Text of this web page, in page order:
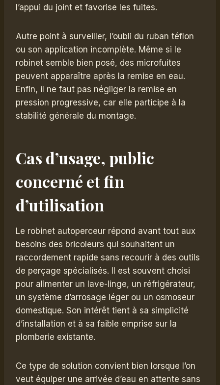
l’appui du joint et favorise les fuites.
Autre point à surveiller, l’oubli du ruban téflon
ou son application incomplète. Même si le
robinet semble bien posé, des microfuites
peuvent apparaître après la remise en eau.
Enfin, il ne faut pas négliger la remise en
pression progressive, car elle participe à la
stabilité générale du montage.
Cas d’usage, public
concerné et fin
d’utilisation
Le robinet autoperceur répond avant tout aux
besoins des bricoleurs qui souhaitent un
raccordement rapide sans recourir à des outils
de perçage spécialisés. Il est souvent choisi
pour alimenter un lave-linge, un réfrigérateur,
un système d’arrosage léger ou un osmoseur
domestique. Son intérêt tient à sa simplicité
d’installation et à sa faible emprise sur la
plomberie existante.
Ce type de solution convient bien lorsque l’on
veut équiper une arrivée d’eau en attente sans